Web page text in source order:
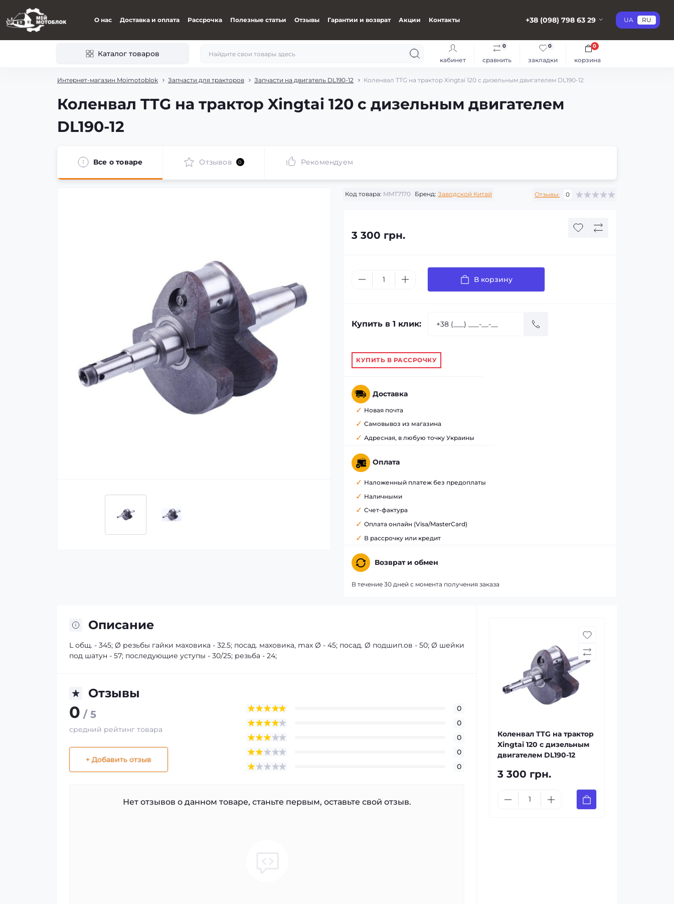
О нас Доставка и оплата Рассрочка Полезные статьи Отзывы Гарантии и возврат Акции Контакты +38 (098) 798 63 29 UA RU
Каталог товаров
кабинет сравнить
0
закладки
0
корзина
0
Интернет-магазин Moimotoblok Запчасти для тракторов Запчасти на двигатель DL190-12 Коленвал TTG на трактор Xingtai 120 с дизельным двигателем DL190-12
Коленвал TTG на трактор Xingtai 120 с дизельным двигателем
DL190-12
Все о товаре Отзывов 0 Рекомендуем
Код товара: MMT7170 Бренд: Заводской Китай Отзывы: 0
3 300 грн.
В корзину
Купить в 1 клик:
КУПИТЬ В РАССРОЧКУ
Доставка
Новая почта
Самовывоз из магазина
Адресная, в любую точку Украины
Оплата
Наложенный платеж без предоплаты
Наличными
Счет-фактура
Оплата онлайн (Visa/MasterCard)
В рассрочку или кредит
Возврат и обмен
В течение 30 дней с момента получения заказа
Описание
L общ. - 345; Ø резьбы гайки маховика - 32.5; посад. маховика, max Ø - 45; посад. Ø подшип.ов - 50; Ø шейки
под шатун - 57; последующие уступы - 30/25; резьба - 24;
Отзывы
0 / 5
средний рейтинг товара
+ Добавить отзыв
0
0
0
0
0
Нет отзывов о данном товаре, станьте первым, оставьте свой отзыв.
Коленвал TTG на трактор
Xingtai 120 с дизельным
двигателем DL190-12
3 300 грн.